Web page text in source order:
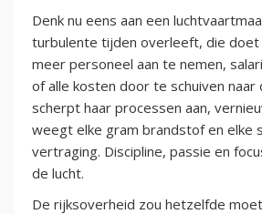
Denk nu eens aan een
turbulente tijden overleeft, die
meer personeel aan te nemen,
of alle kosten door te schuiven naar
scherpt haar processen aan,
weegt elke gram brandstof en elke
vertraging. Discipline, passie en
de lucht.
De rijksoverheid zou hetzelfde